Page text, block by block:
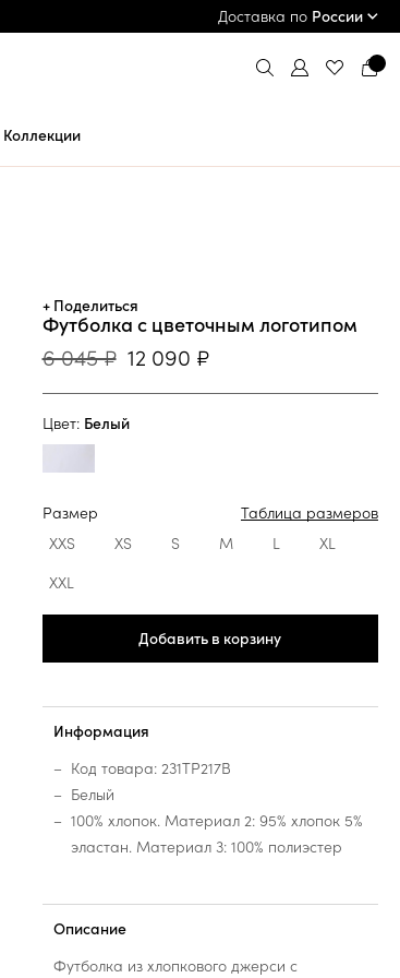
ПРИМЕРКА И ОПЛАТА ПРИ ПОЛУЧЕНИИ*
Доставка по России
Коллекции
+ Поделиться
Футболка с цветочным логотипом
6 045 ₽ 12 090 ₽
Цвет: Белый
Размер
Таблица размеров
XXS
XS S M L
XL
XXL
Добавить в корзину
Информация
Код товара: 231TP217B
Белый
100% хлопок. Материал 2: 95% хлопок 5%
эластан. Материал 3: 100% полиэстер
Описание
Футболка из хлопкового джерси с